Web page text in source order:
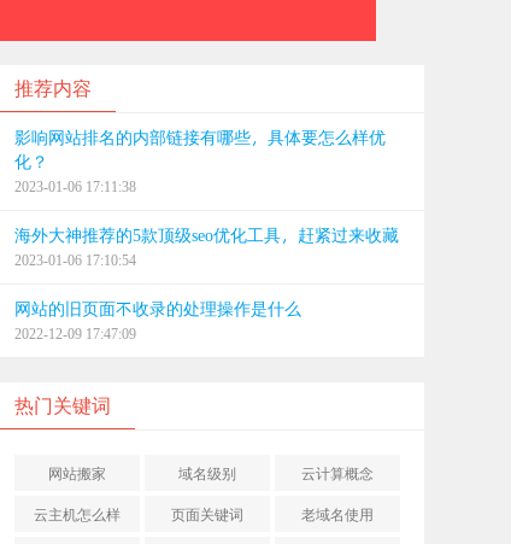
推荐内容
影响网站排名的内部链接有哪些，具体要怎么样优
化？
2023-01-06 17:11:38
海外大神推荐的5款顶级seo优化工具，赶紧过来收藏
2023-01-06 17:10:54
网站的旧页面不收录的处理操作是什么
2022-12-09 17:47:09
热门关键词
网站搬家 域名级别 云计算概念
云主机怎么样 页面关键词 老域名使用